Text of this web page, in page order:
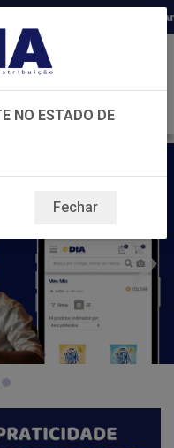
há 22 anos em
NO ESTADO DE
Fechar